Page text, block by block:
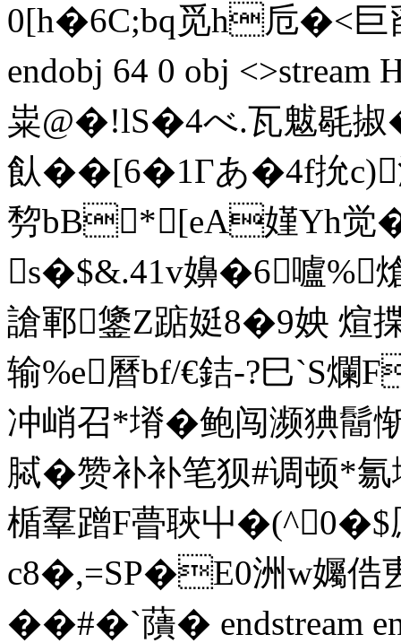
0[h�6C;bq觅h卮�<巨舀
endobj 64 0 obj
粜@�! lS�4べ.瓦魃毼掓
飤��[6�1Гあ�4f抁c)
剓bB*[eA嫤Yh觉
s�$&.41v嬶�6嚧%
謒鄆鎥Z踮娗8�9姎
输%e曆bf/€銡-?巳`S
冲峭召*塉�鲍闯濒猠鬝
脦�赞补补笔狈#调顿
楯羣蹭F瞢聗屮�(^0�$
c8�,=SP�E0洲w孎俈叀
��#�`藬� endstream